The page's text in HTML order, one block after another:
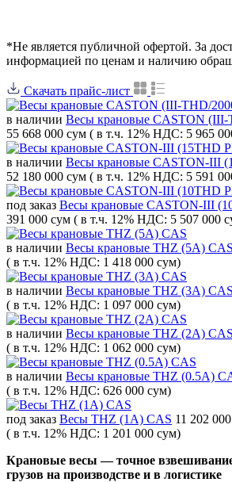
*Не является публичной офертой. За
информацией по ценам и наличию
Скачать прайс-лист
в наличии Весы крановые CASTON (III-
55 668 000 сум ( в т.ч. 12% НДС: 5 965
в наличии Весы крановые CASTON-III
52 180 000 сум ( в т.ч. 12% НДС: 5 591
под заказ Весы крановые CASTON-III
391 000 сум ( в т.ч. 12% НДС: 5 507 000
в наличии Весы крановые THZ (5A) CAS
( в т.ч. 12% НДС: 1 418 000 сум)
в наличии Весы крановые THZ (3A) CAS
( в т.ч. 12% НДС: 1 097 000 сум)
в наличии Весы крановые THZ (2A) CAS
( в т.ч. 12% НДС: 1 062 000 сум)
в наличии Весы крановые THZ (0.5A)
( в т.ч. 12% НДС: 626 000 сум)
под заказ Весы THZ (1A) CAS 11 202
( в т.ч. 12% НДС: 1 201 000 сум)
Крановые весы — точное
грузов на производстве и в логистике